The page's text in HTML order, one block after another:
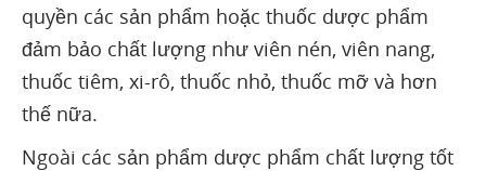
quyền các sản phẩm hoặc thuốc dược phẩm
đảm bảo chất lượng như viên nén, viên nang,
thuốc tiêm, xi-rô, thuốc nhỏ, thuốc mỡ và hơn
thế nữa.
Ngoài các sản phẩm dược phẩm chất lượng tốt